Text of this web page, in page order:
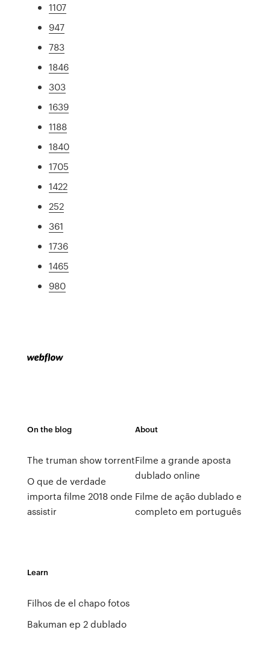
1107
947
783
1846
303
1639
1188
1840
1705
1422
252
361
1736
1465
980
On the blog
The truman show torrent
O que de verdade
importa filme 2018 onde
assistir
About
Filme a grande aposta
dublado online
Filme de ação dublado e
completo em português
Learn
Filhos de el chapo fotos
Bakuman ep 2 dublado